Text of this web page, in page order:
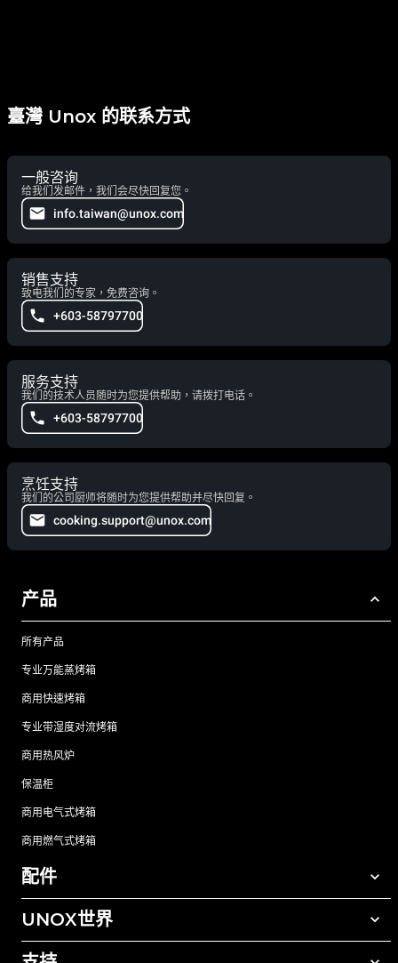
臺灣 Unox 的联系方式
一般咨询
给我们发邮件，我们会尽快回复您。
info.taiwan@unox.com
销售支持
致电我们的专家，免费咨询。
+603-58797700
服务支持
我们的技术人员随时为您提供帮助，请拨打电话。
+603-58797700
烹饪支持
我们的公司厨师将随时为您提供帮助并尽快回复。
cooking.support@unox.com
产品
所有产品
专业万能蒸烤箱
商用快速烤箱
专业带湿度对流烤箱
商用热风炉
保温柜
商用电气式烤箱
商用燃气式烤箱
配件
所有配件
UNOX世界